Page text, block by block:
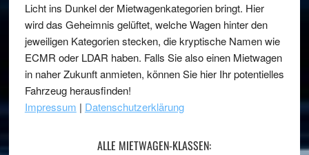
Licht ins Dunkel der Mietwagenkategorien bringt. Hier
wird das Geheimnis gelüftet, welche Wagen hinter den
jeweiligen Kategorien stecken, die kryptische Namen wie
ECMR oder LDAR haben. Falls Sie also einen Mietwagen
in naher Zukunft anmieten, können Sie hier Ihr potentielles
Fahrzeug herausfinden!
Impressum | Datenschutzerklärung
ALLE MIETWAGEN-KLASSEN: